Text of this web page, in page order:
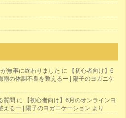
無事に終わりました に
【初心者向け】6
雨の体調不良を整えるー | 陽子のヨガニケ
質問 に
【初心者向け】6月のオンラインヨ
えるー | 陽子のヨガニケーション より